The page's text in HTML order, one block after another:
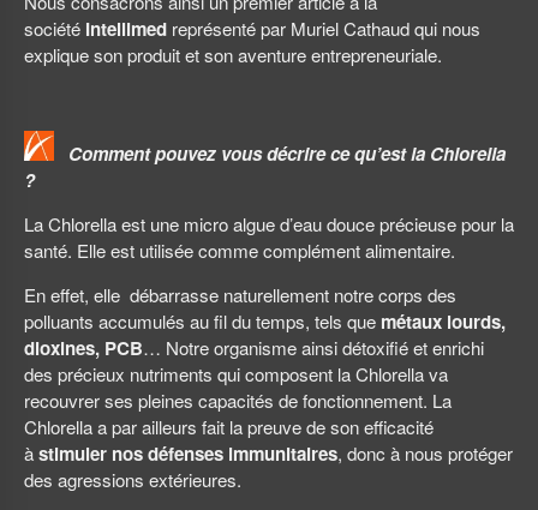
société Intellimed représenté par Muriel Cathaud qui nous
explique son produit et son aventure entrepreneuriale.
Comment pouvez vous décrire ce qu’est la Chlorella
?
La Chlorella est une micro algue d’eau douce précieuse pour la
santé. Elle est utilisée comme complément alimentaire.
En effet, elle débarrasse naturellement notre corps des
polluants accumulés au fil du temps, tels que métaux lourds,
dioxines, PCB… Notre organisme ainsi détoxifié et enrichi
des précieux nutriments qui composent la Chlorella va
recouvrer ses pleines capacités de fonctionnement. La
Chlorella a par ailleurs fait la preuve de son efficacité
àstimuler nos défenses immunitaires, donc à nous protéger
des agressions extérieures.